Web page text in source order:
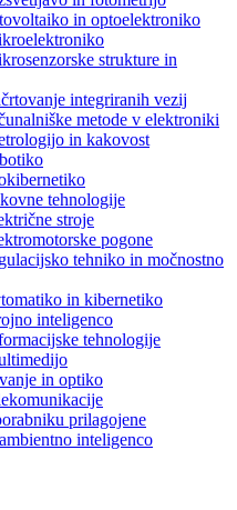
in optoelektroniko
strukture in
integriranih vezij
metode v elektroniki
in kakovost
tehnologije
stroje
pogone
tehniko in močnostno
in kibernetiko
inteligenco
tehnologije
in optiko
prilagojene
inteligenco